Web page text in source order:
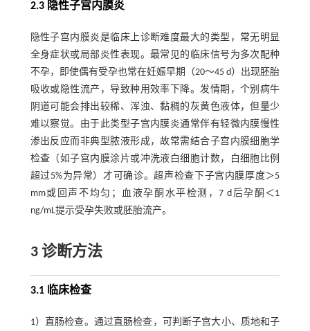
2.3 隐性子宫内膜炎
隐性子宫内膜炎是临床上诊断难度最大的类型，常无明显
全身症状或局部炎性表现。最常见的临床信号为多次配种
不孕，即使偶有受孕也常在妊娠早期（20～45 d）出现胚胎
吸收或隐性流产，导致种用效率下降。发情期，个别病牛
阴道可能会排出较稀、浑浊、黏稠的灰黄色液体，但量少
难以察觉。由于此类型子宫内膜炎通常伴有轻微内膜慢性
渗出反应而非典型脓液形成，故常需结合子宫内膜细胞学
检查（如子宫内膜涂片或冲洗液白细胞计数，白细胞比例
超过5%为异常）才可确诊。超声检查下子宫内膜厚度＞5
mm或回声不均匀；血液孕酮水平检测，7 d后孕酮＜1
ng/mL提示受孕失败或胚胎流产。
3 诊断方法
3.1 临床检查
1）直肠检查。通过直肠检查，可判断子宫大小、质地和子